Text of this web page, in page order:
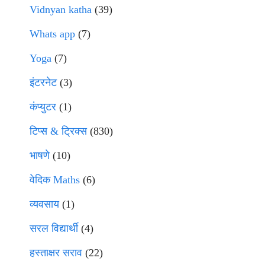
Vidnyan katha (39)
Whats app (7)
Yoga (7)
इंटरनेट(3)
कंप्युटर (1)
टिप्स & ट्रिक्स(830)
भाषणे(10)
वेदिक Maths (6)
व्यवसाय(1)
सरल विद्यार्थी(4)
हस्ताक्षर सराव (22)